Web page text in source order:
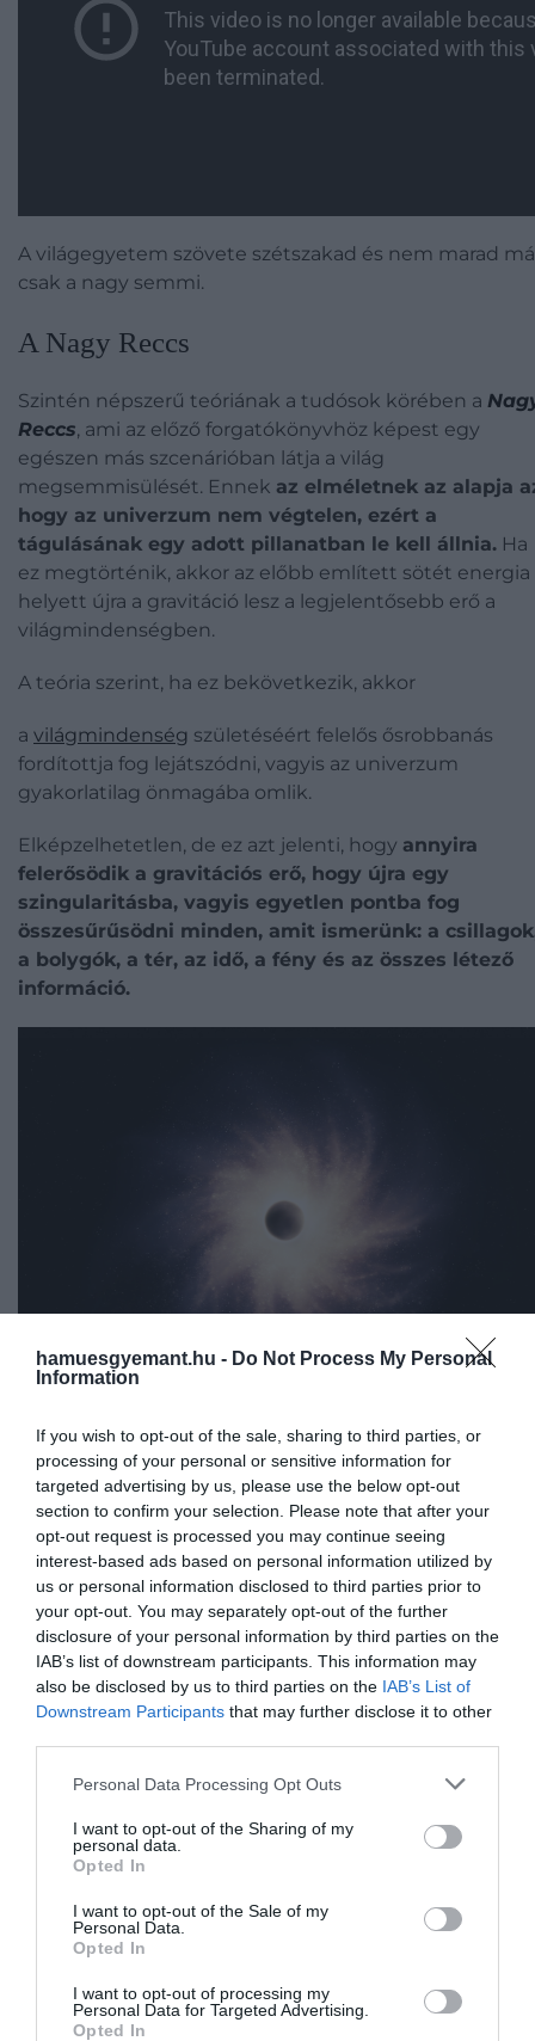
hamuesgyemant.hu - Do Not Process My Personal
Information
If you wish to opt-out of the sale, sharing to third parties, or
processing of your personal or sensitive information for
targeted advertising by us, please use the below opt-out
section to confirm your selection. Please note that after your
opt-out request is processed you may continue seeing
interest-based ads based on personal information utilized by
us or personal information disclosed to third parties prior to
your opt-out. You may separately opt-out of the further
disclosure of your personal information by third parties on the
IAB’s list of downstream participants. This information may
also be disclosed by us to third parties on the IAB’s List of
Downstream Participants that may further disclose it to other
Please note that this website/app uses one or more Google
not limited to your visit or usage behaviour. You may click to
grant or deny consent to Google and its third-party tags to
use your data for below specified purposes in below Google
consent section.
Personal Data Processing Opt Outs
I want to opt-out of the Sharing of my
personal data.
Opted In
I want to opt-out of the Sale of my
Personal Data.
Opted In
I want to opt-out of processing my
Personal Data for Targeted Advertising.
Opted In
A világegyetem szövete szétszakad és nem marad
csak a nagy semmi.
A Nagy Reccs
Szintén népszerű teóriának a tudósok körében a
Reccs, ami az előző forgatókönyvhöz képest egy
egészen más szcenárióban látja a világ
megsemmisülését. Ennek az elméletnek az alapja
hogy az univerzum nem végtelen, ezért a
tágulásának egy adott pillanatban le kell állnia. Ha
ez megtörténik, akkor az előbb említett sötét energia
helyett újra a gravitáció lesz a legjelentősebb erő a
világmindenségben.
A teória szerint, ha ez bekövetkezik, akkor
a világmindenség születéséért felelős ősrobbanás
fordítottja fog lejátszódni, vagyis az univerzum
gyakorlatilag önmagába omlik.
Elképzelhetetlen, de ez azt jelenti, hogy annyira
felerősödik a gravitációs erő, hogy újra egy
szingularitásba, vagyis egyetlen pontba fog
összesűrűsödni minden, amit ismerünk: a
a bolygók, a tér, az idő, a fény és az összes létező
információ.
Ha a gravitáció erősebb lesz, mint a sötét energia,
az univerzum újra egy pontba sűrűsödik
Fotó: Shutterstock
A tudósok szerint, ha ez bekövetkezik, könnyen
lehet,
hogy az egyetlen pontba sűrűsödő anyag egy
robbanással kialakít egy teljesen új univerzumot.
A Nagy Hőhalál
A szakértők egy része ezt a lehetséges
tartja a legijesztőbbnek és erre minden okuk meg is
annyiban, hogy ebben az esetben is
azt feltételezik,
hogy az univerzum tágulása állandó és nem fog